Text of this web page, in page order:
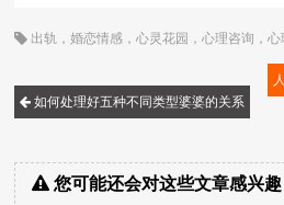
出轨 ，婚恋情感 ，心灵花园 ，心理咨询 ，心
如何处理好五种不同类型婆婆的关系
您可能还会对这些文章感兴趣